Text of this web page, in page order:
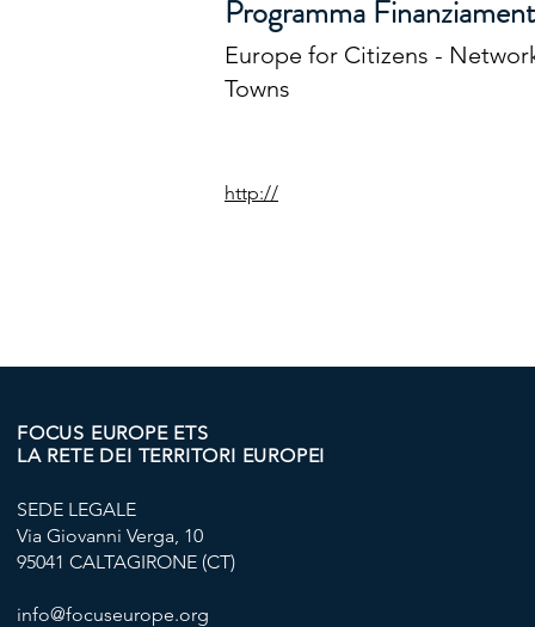
Programma
Europe for Citizens -
Towns
http://
FOCUS EUROPE ETS
LA RETE DEI TERRITORI EUROPEI
SEDE LEGALE
Via Giovanni Verga, 10
95041 CALTAGIRONE (CT)
info@focuseurope.org